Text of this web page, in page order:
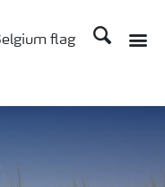
Zoek op